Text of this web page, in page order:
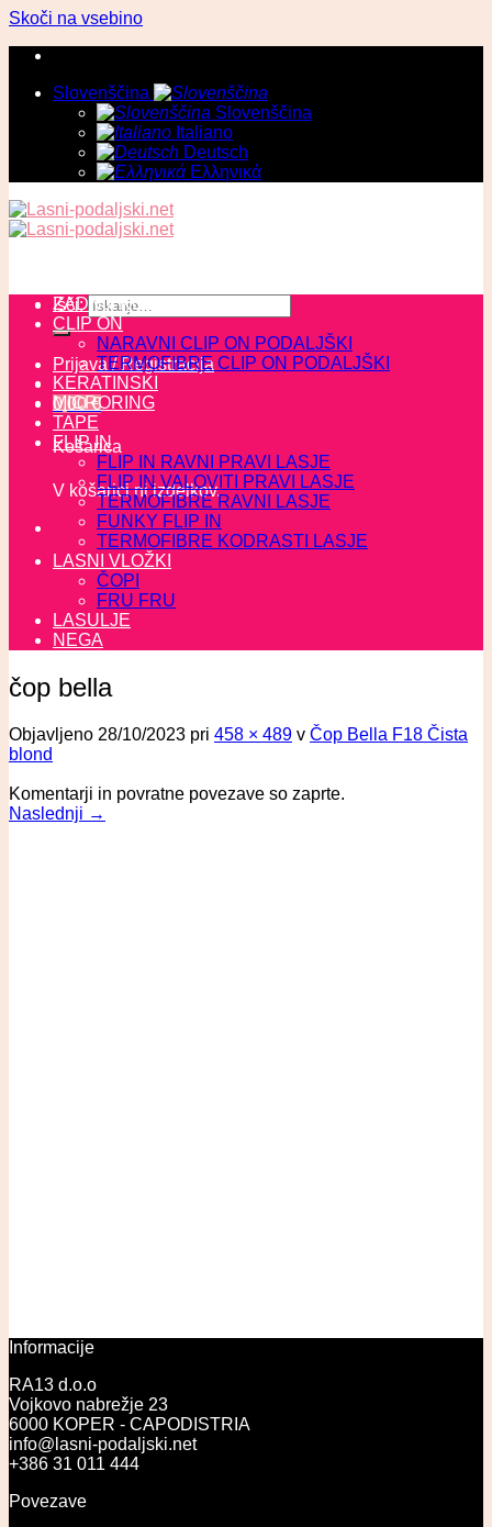
Skoči na vsebino
Slovenščina
Slovenščina
Italiano
Deutsch
Ελληνικά
Išči:
Prijava / Registracija
0,00€
Košarica
V košarici ni izdelkov.
ZADNJI KOSI
CLIP ON
NARAVNI CLIP ON PODALJŠKI
TERMOFIBRE CLIP ON PODALJŠKI
KERATINSKI
MICRORING
TAPE
FLIP IN
FLIP IN RAVNI PRAVI LASJE
FLIP IN VALOVITI PRAVI LASJE
TERMOFIBRE RAVNI LASJE
FUNKY FLIP IN
TERMOFIBRE KODRASTI LASJE
LASNI VLOŽKI
ČOPI
FRU FRU
LASULJE
NEGA
čop bella
Objavljeno 28/10/2023 pri 458 × 489 v Čop Bella F18 Čista
blond
Komentarji in povratne povezave so zaprte.
Naslednji →
Informacije
RA13 d.o.o
Vojkovo nabrežje 23
6000 KOPER - CAPODISTRIA
info@lasni-podaljski.net
+386 31 011 444
Povezave